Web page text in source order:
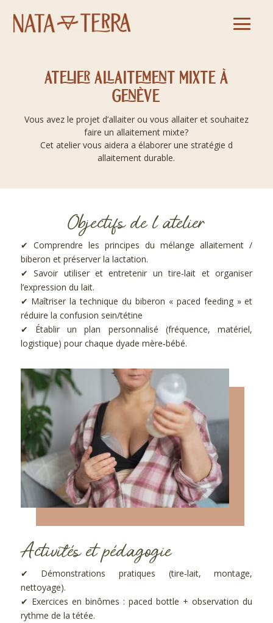
Atelier allaitement mixte à
Genève
Vous avez le projet d’allaiter ou vous allaiter et souhaitez
faire un allaitement mixte?
Cet atelier vous aidera a élaborer une stratégie d
allaitement durable.
Objectifs de l atelier
✔ Comprendre les principes du mélange allaitement /
biberon et préserver la lactation.
✔ Savoir utiliser et entretenir un tire‑lait et organiser
l’expression du lait.
✔ Maîtriser la technique du biberon « paced feeding » et
réduire la confusion sein/tétine
✔ Établir un plan personnalisé (fréquence, matériel,
logistique) pour chaque dyade mère‑bébé.
Activités et pédagogie
✔ Démonstrations pratiques (tire‑lait, montage,
nettoyage).
✔ Exercices en binômes : paced bottle + observation du
rythme de la tétée.